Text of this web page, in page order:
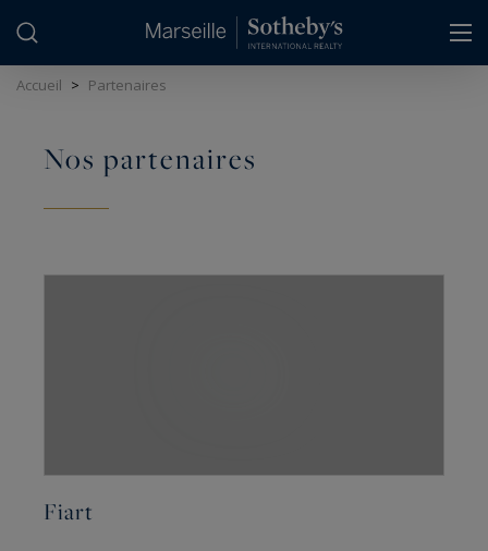
Accueil > Partenaires
Nos partenaires
Fiart